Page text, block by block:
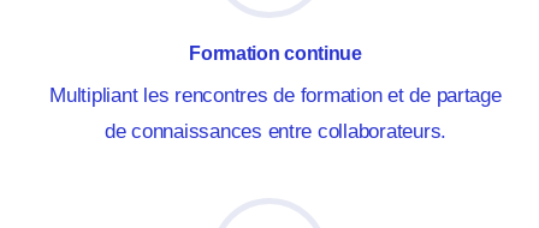
Formation continue
Multipliant les rencontres de formation et de partage
de connaissances entre collaborateurs.